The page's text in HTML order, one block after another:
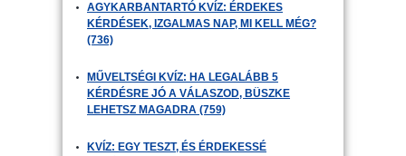
AGYKARBANTARTÓ KVÍZ: ÉRDEKES
KÉRDÉSEK, IZGALMAS NAP, MI KELL MÉG?
(736)
MŰVELTSÉGI KVÍZ: HA LEGALÁBB 5
KÉRDÉSRE JÓ A VÁLASZOD, BÜSZKE
LEHETSZ MAGADRA (759)
KVÍZ: EGY TESZT, ÉS ÉRDEKESSÉ